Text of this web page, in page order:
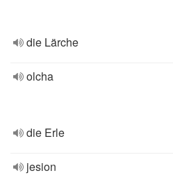
die Lärche
olcha
die Erle
jesion